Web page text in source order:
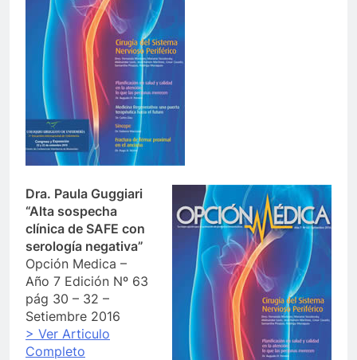
Dra. Paula Guggiari
“Alta sospecha
clínica de SAFE con
serología negativa”
Opción Medica –
Año 7 Edición Nº 63
pág 30 – 32 –
Setiembre 2016
> Ver Articulo
Completo